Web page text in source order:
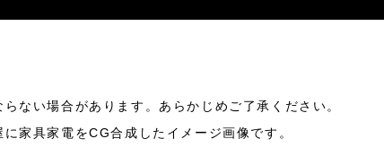
ない場合があります。あらかじめご了承ください。
家具家電をCG合成したイメージ画像です。